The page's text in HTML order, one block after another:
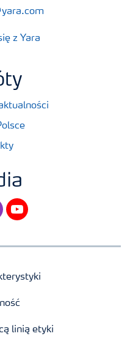
z Yara
youtube
linią etyki